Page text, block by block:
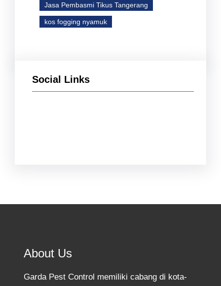
Jasa Pembasmi Tikus Tangerang
kos fogging nyamuk
Social Links
About Us
Garda Pest Control memiliki cabang di kota-